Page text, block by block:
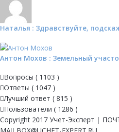
Наталья : Здравствуйте,
Антон Мохов : Земельный
Вопросы ( 1103 )
Ответы ( 1047 )
Лучший ответ ( 815 )
Пользователи ( 1286 )
Copyright 2017 Учет-Эксперт |
MAILBOX@UCHET-EXPERT.RU.